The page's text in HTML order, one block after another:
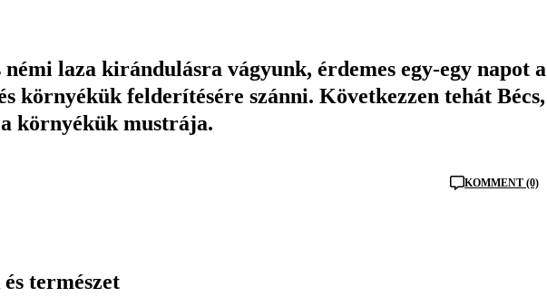
laza kirándulásra vágyunk, érdemes egy-egy napot a
környékük felderítésére szánni. Következzen tehát Bécs,
környékük mustrája.
KOMMENT (0)
természet